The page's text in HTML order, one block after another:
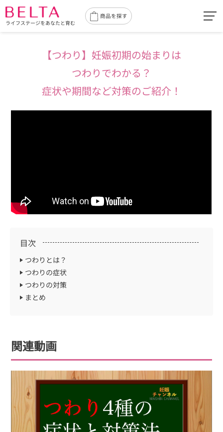
ライフステージをあなたと育む
商品を探す
【つわり】妊娠初期の始まりは
つわりでわかる？
症状や期間など対策のご紹介！
目次
つわりとは？
つわりの症状
つわりの対策
まとめ
関連動画